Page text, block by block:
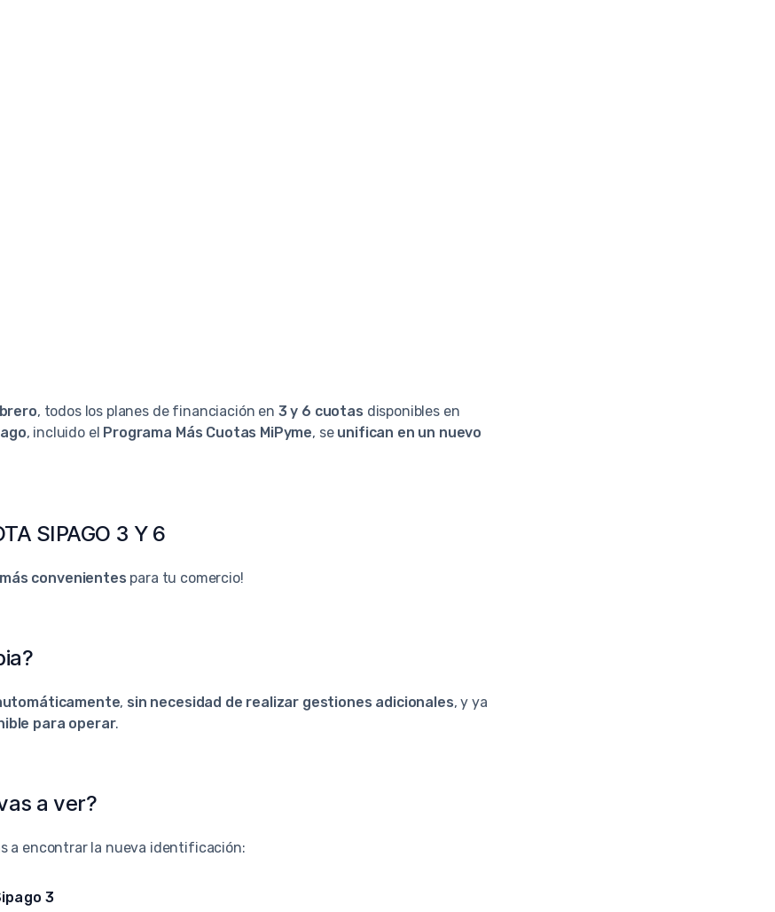
, todos los planes de financiación en 3 y 6 cuotas disponibles en
, incluido el Programa Más Cuotas MiPyme, se unifican en un nuevo
SIPAGO 3 Y 6
convenientes para tu comercio!
, sin necesidad de realizar gestiones adicionales, y ya
para operar.
a ver?
a encontrar la nueva identificación:
3